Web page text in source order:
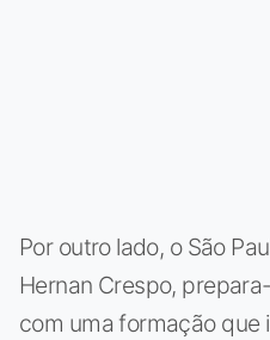
Por outro lado, o São
Hernan Crespo,
com uma formação que